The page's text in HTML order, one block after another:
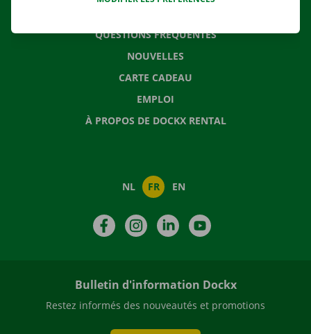
QUESTIONS FRÉQUENTES
NOUVELLES
CARTE CADEAU
EMPLOI
À PROPOS DE DOCKX RENTAL
NL FR EN
FacebookInstagramLinkedIn
Bulletin d'information Dockx
Restez informés des nouveautés et promotions